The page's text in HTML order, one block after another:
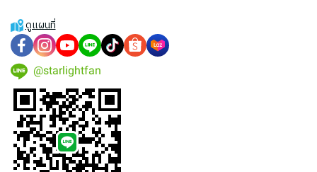
ดูแผนที่
@starlightfan